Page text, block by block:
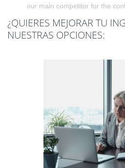
our main competitor for the
¿QUIERES MEJORAR TU
NUESTRAS OPCIONES: